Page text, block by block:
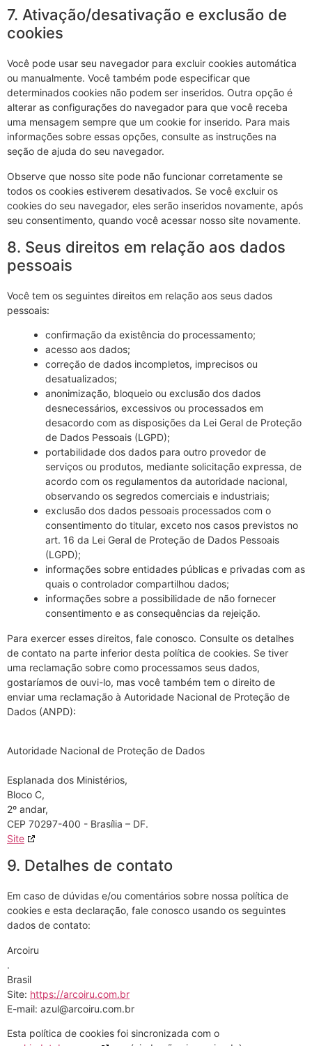
7. Ativação/desativação e exclusão de
cookies
Você pode usar seu navegador para excluir cookies automática
ou manualmente. Você também pode especificar que
determinados cookies não podem ser inseridos. Outra opção é
alterar as configurações do navegador para que você receba
uma mensagem sempre que um cookie for inserido. Para mais
informações sobre essas opções, consulte as instruções na
seção de ajuda do seu navegador.
Observe que nosso site pode não funcionar corretamente se
todos os cookies estiverem desativados. Se você excluir os
cookies do seu navegador, eles serão inseridos novamente, após
seu consentimento, quando você acessar nosso site novamente.
8. Seus direitos em relação aos dados
pessoais
Você tem os seguintes direitos em relação aos seus dados
pessoais:
confirmação da existência do processamento;
acesso aos dados;
correção de dados incompletos, imprecisos ou
desatualizados;
anonimização, bloqueio ou exclusão dos dados
desnecessários, excessivos ou processados em
desacordo com as disposições da Lei Geral de Proteção
de Dados Pessoais (LGPD);
portabilidade dos dados para outro provedor de
serviços ou produtos, mediante solicitação expressa, de
acordo com os regulamentos da autoridade nacional,
observando os segredos comerciais e industriais;
exclusão dos dados pessoais processados com o
consentimento do titular, exceto nos casos previstos no
art. 16 da Lei Geral de Proteção de Dados Pessoais
(LGPD);
informações sobre entidades públicas e privadas com as
quais o controlador compartilhou dados;
informações sobre a possibilidade de não fornecer
consentimento e as consequências da rejeição.
Para exercer esses direitos, fale conosco. Consulte os detalhes
de contato na parte inferior desta política de cookies. Se tiver
uma reclamação sobre como processamos seus dados,
gostaríamos de ouvi-lo, mas você também tem o direito de
enviar uma reclamação à Autoridade Nacional de Proteção de
Dados (ANPD):
Autoridade Nacional de Proteção de Dados
Esplanada dos Ministérios,
Bloco C,
2º andar,
CEP 70297-400 - Brasília – DF.
Site
9. Detalhes de contato
Em caso de dúvidas e/ou comentários sobre nossa política de
cookies e esta declaração, fale conosco usando os seguintes
dados de contato:
Arcoiru
.
Brasil
Site: https://arcoiru.com.br
E-mail: azul@arcoiru.com.br
Esta política de cookies foi sincronizada com o